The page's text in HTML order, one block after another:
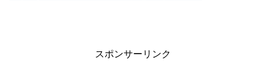
スポンサーリンク